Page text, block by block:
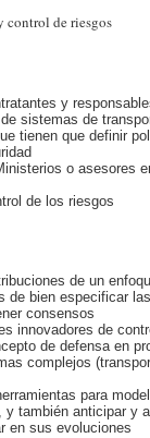
de riesgos
y
sistemas de
tienen que definir
o asesores
de los riesgos
de un
de bien especificar
consensos
innovadores de
de defensa en
complejos
para
también anticipar y
en sus evoluciones